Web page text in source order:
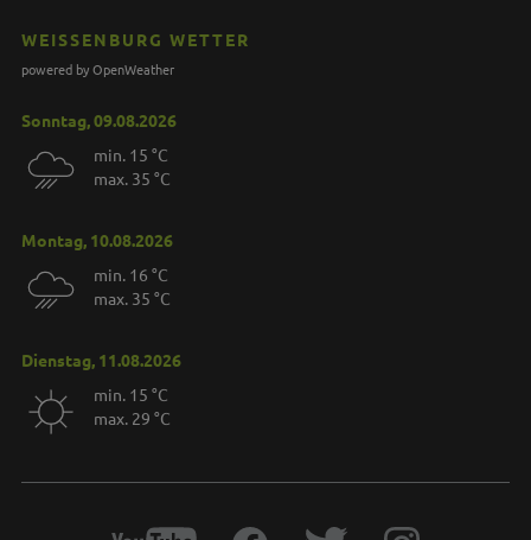
WEISSENBURG WETTER
powered by OpenWeather
Sonntag, 09.08.2026
min. 15 °C
max. 35 °C
Montag, 10.08.2026
min. 16 °C
max. 35 °C
Dienstag, 11.08.2026
min. 15 °C
max. 29 °C